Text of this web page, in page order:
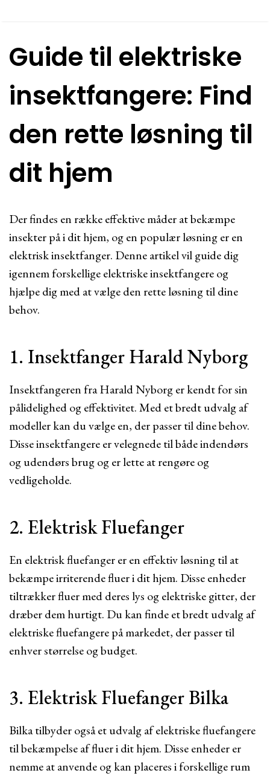
Guide til elektriske
insektfangere: Find
den rette løsning til
dit hjem
Der findes en række effektive måder at bekæmpe
insekter på i dit hjem, og en populær løsning er en
elektrisk insektfanger. Denne artikel vil guide dig
igennem forskellige elektriske insektfangere og
hjælpe dig med at vælge den rette løsning til dine
behov.
1. Insektfanger Harald Nyborg
Insektfangeren fra Harald Nyborg er kendt for sin
pålidelighed og effektivitet. Med et bredt udvalg af
modeller kan du vælge en, der passer til dine behov.
Disse insektfangere er velegnede til både indendørs
og udendørs brug og er lette at rengøre og
vedligeholde.
2. Elektrisk Fluefanger
En elektrisk fluefanger er en effektiv løsning til at
bekæmpe irriterende fluer i dit hjem. Disse enheder
tiltrækker fluer med deres lys og elektriske gitter, der
dræber dem hurtigt. Du kan finde et bredt udvalg af
elektriske fluefangere på markedet, der passer til
enhver størrelse og budget.
3. Elektrisk Fluefanger Bilka
Bilka tilbyder også et udvalg af elektriske fluefangere
til bekæmpelse af fluer i dit hjem. Disse enheder er
nemme at anvende og kan placeres i forskellige rum